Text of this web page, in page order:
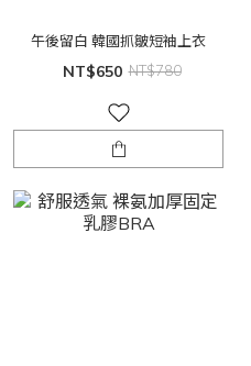
午後留白 韓國抓皺短袖上衣
NT$650 NT$780